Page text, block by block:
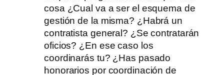
cosa ¿Cual va a ser el esquema de
gestión de la misma? ¿Habrá un
contratista general? ¿Se contratarán
oficios? ¿En ese caso los
coordinarás tu? ¿Has pasado
honorarios por coordinación de